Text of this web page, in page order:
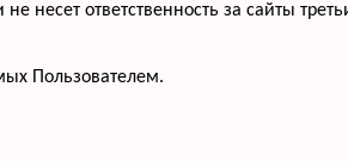
несет ответственность за сайты
Пользователем.